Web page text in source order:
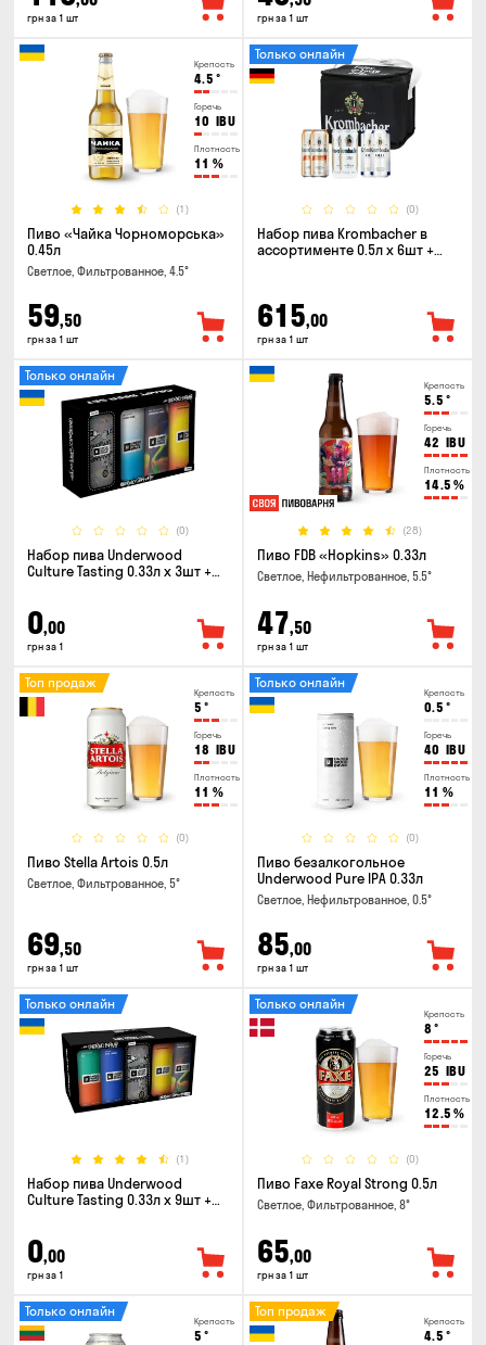
грн за 1 шт грн за 1 шт
Крепость
4.5 °
Горечь
10 IBU
Плотность
11 %
(1)
Пиво «Чайка Чорноморська»
0.45л
Светлое, Фильтрованное, 4.5°
59,50
грн за 1 шт
(0)
Только онлайн
Набор пива Krombacher в
ассортименте 0.5л х 6шт +
615,00
грн за 1 шт
(0)
Только онлайн
Набор пива Underwood
Culture Tasting 0.33л x 3шт +
0,00
грн за 1
Крепость
5.5 °
Горечь
42 IBU
Плотность
14.5 %
(28)
Пиво FDB «Hopkins» 0.33л
Светлое, Нефильтрованное, 5.5°
47,50
грн за 1 шт
Крепость
5 °
Горечь
18 IBU
Плотность
11 %
(0)
Топ продаж
Пиво Stella Artois 0.5л
Светлое, Фильтрованное, 5°
69,50
грн за 1 шт
Крепость
0.5 °
Горечь
40 IBU
Плотность
11 %
(0)
Только онлайн
Пиво безалкогольное
Underwood Pure IPA 0.33л
Светлое, Нефильтрованное, 0.5°
85,00
грн за 1 шт
(1)
Только онлайн
Набор пива Underwood
Culture Tasting 0.33л x 9шт +
0,00
грн за 1
Крепость
8 °
Горечь
25 IBU
Плотность
12.5 %
(0)
Только онлайн
Пиво Faxe Royal Strong 0.5л
Светлое, Фильтрованное, 8°
65,00
грн за 1 шт
Крепость
5 °
Только онлайн
Крепость
4.5 °
Топ продаж